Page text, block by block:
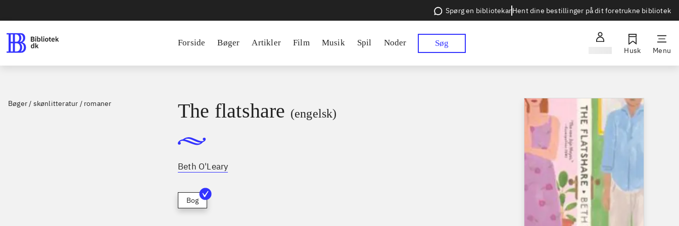
Spørg en bibliotekarHent dine bestillinger på dit foretrukne bibliotek
Forside Bøger Artikler Film Musik Spil Noder Søg
Husk Menu
Bøger / skønlitteratur / romaner The flatshare (engelsk)
Beth O'Leary
Bog